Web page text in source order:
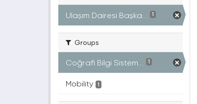
Ulaşım Dairesi Başka... 1
Groups
Coğrafi Bilgi Sistem... 1
Mobility 1